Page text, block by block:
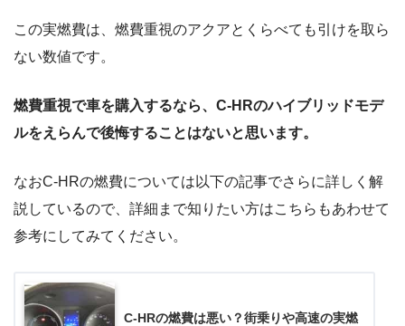
この実燃費は、燃費重視のアクアとくらべても引けを取ら
ない数値です。
燃費重視で車を購入するなら、C-HRのハイブリッドモデ
ルをえらんで後悔することはないと思います。
なおC-HRの燃費については以下の記事でさらに詳しく解
説しているので、詳細まで知りたい方はこちらもあわせて
参考にしてみてください。
C-HRの燃費は悪い？街乗りや高速の実燃